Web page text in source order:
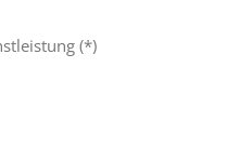
(*)